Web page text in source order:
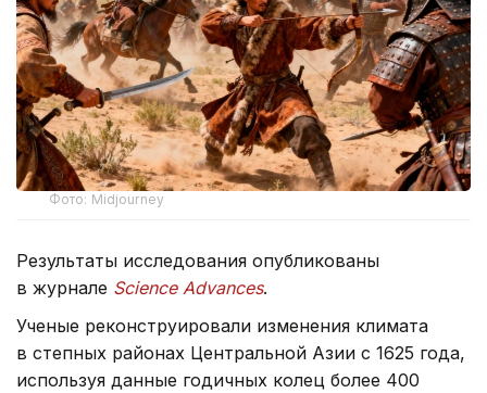
Фото: Midjourney
Результаты исследования опубликованы
в журнале Science Advances.
Ученые реконструировали изменения климата
в степных районах Центральной Азии с 1625 года,
используя данные годичных колец более 400